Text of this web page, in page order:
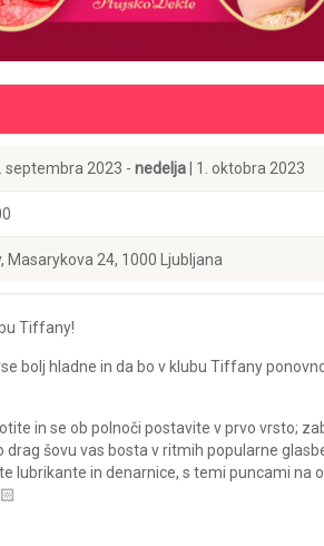
septembra 2023 - nedelja | 1. oktobra 2023
Masarykova 24, 1000 Ljubljana
Tiffany!
bolj hladne in da bo v klubu Tiffany
in se ob polnoči postavite v prvo vrsto;
drag šovu vas bosta v ritmih popularne
lubrikante in denarnice, s temi puncami